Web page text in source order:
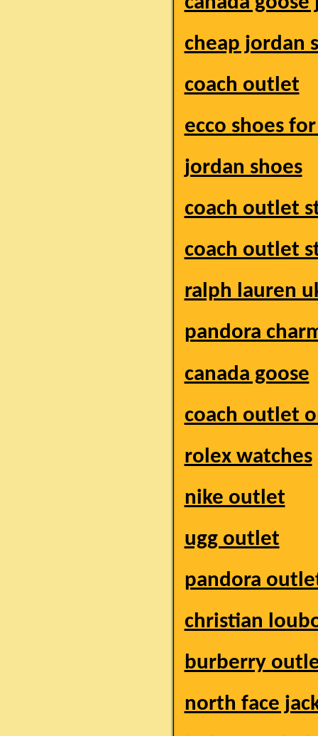
cheap jordan
coach outlet
ecco shoes
jordan shoes
coach outlet
coach outlet
ralph lauren
pandora
canada goose
coach outlet
rolex watches
nike outlet
ugg outlet
pandora
christian
burberry
north face